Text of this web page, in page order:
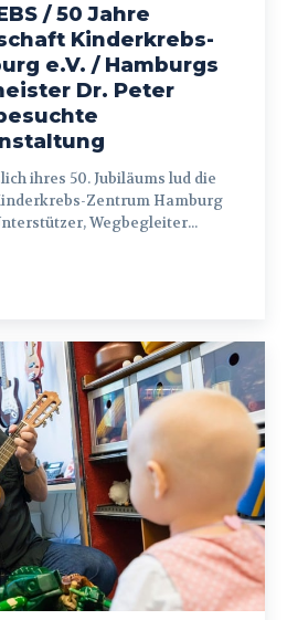
/ 50 Jahre
Kinderkrebs-
e.V. / Hamburgs
Dr. Peter
Zentrum Hamburg
Wegbegleiter...